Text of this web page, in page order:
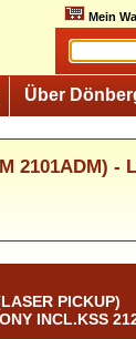
Mein
Über
2101ADM) -
PICKUP)
INCL.KSS